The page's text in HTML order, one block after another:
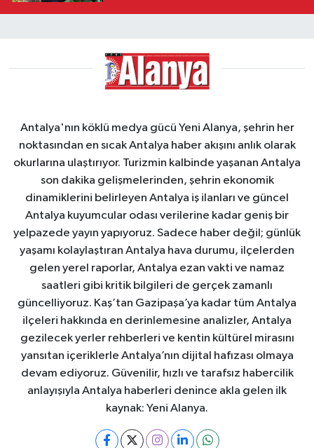
Antalya'nın köklü medya gücü Yeni Alanya, şehrin her
noktasından en sıcak Antalya haber akışını anlık olarak
okurlarına ulaştırıyor. Turizmin kalbinde yaşanan Antalya
son dakika gelişmelerinden, şehrin ekonomik
dinamiklerini belirleyen Antalya iş ilanları ve güncel
Antalya kuyumcular odası verilerine kadar geniş bir
yelpazede yayın yapıyoruz. Sadece haber değil; günlük
yaşamı kolaylaştıran Antalya hava durumu, ilçelerden
gelen yerel raporlar, Antalya ezan vakti ve namaz
saatleri gibi kritik bilgileri de gerçek zamanlı
güncelliyoruz. Kaş’tan Gazipaşa’ya kadar tüm Antalya
ilçeleri hakkında en derinlemesine analizler, Antalya
gezilecek yerler rehberleri ve kentin kültürel mirasını
yansıtan içeriklerle Antalya’nın dijital hafızası olmaya
devam ediyoruz. Güvenilir, hızlı ve tarafsız habercilik
anlayışıyla Antalya haberleri denince akla gelen ilk
kaynak: Yeni Alanya.